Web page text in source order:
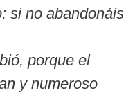
si no abandonáis
porque el
y numeroso